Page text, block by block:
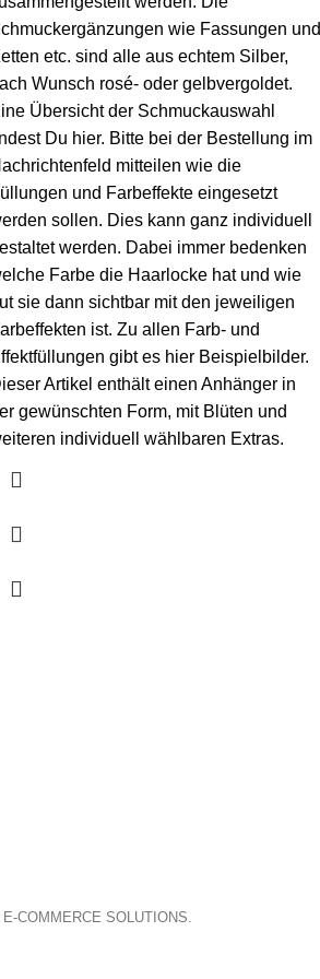
wie Fassungen und
etc. sind alle aus echtem Silber,
Wunsch rosé- oder gelbvergoldet.
Übersicht der Schmuckauswahl
Du hier. Bitte bei der Bestellung im
mitteilen wie die
und Farbeffekte eingesetzt
sollen. Dies kann ganz individuell
werden. Dabei immer bedenken
Farbe die Haarlocke hat und wie
sie dann sichtbar mit den jeweiligen
ist. Zu allen Farb- und
gibt es hier Beispielbilder.
Artikel enthält einen Anhänger in
gewünschten Form, mit Blüten und
individuell wählbaren Extras.
COMMERCE SOLUTIONS.